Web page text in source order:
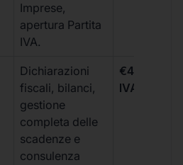
Imprese,
apertura Partita
IVA.
Dichiarazioni
fiscali, bilanci,
gestione
completa delle
scadenze e
consulenza
€499 +
IVA/